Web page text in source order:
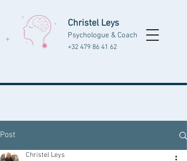
Christel Leys
Psychologue & Coach
+32 479 86 41 62
Post
Christel Leys